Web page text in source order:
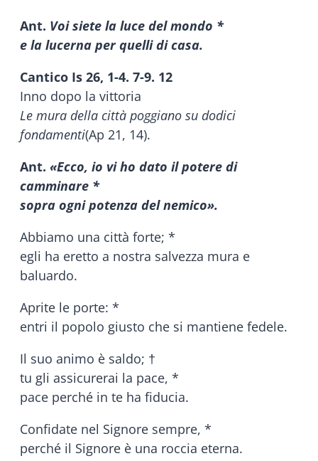
Ant. Voi siete la luce del mondo *
e la lucerna per quelli di casa.
Cantico Is 26, 1-4. 7-9. 12
Inno dopo la vittoria
Le mura della città poggiano su dodici
fondamenti(Ap 21, 14).
Ant. «Ecco, io vi ho dato il potere di
camminare *
sopra ogni potenza del nemico».
Abbiamo una città forte; *
egli ha eretto a nostra salvezza mura e
baluardo.
Aprite le porte: *
entri il popolo giusto che si mantiene fedele.
Il suo animo è saldo; †
tu gli assicurerai la pace, *
pace perché in te ha fiducia.
Confidate nel Signore sempre, *
perché il Signore è una roccia eterna.